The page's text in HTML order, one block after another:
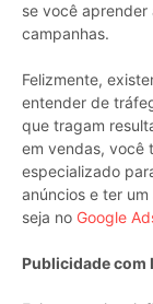
se você
campanhas.
Felizmente,
entender de
que tragam
em vendas, você
especializado
anúncios e ter
seja no Google
Publicidade